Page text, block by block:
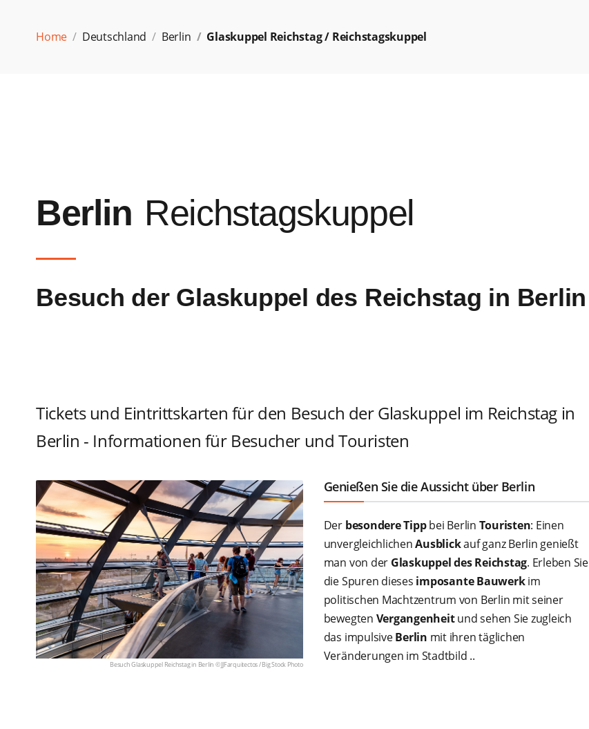
Home Deutschland Berlin Glaskuppel Reichstag / Reichstagskuppel
Berlin Reichstagskuppel
Besuch der Glaskuppel des Reichstag in Berlin
Tickets und Eintrittskarten für den Besuch der Glaskuppel im Reichstag in
Berlin - Informationen für Besucher und Touristen
Besuch Glaskuppel Reichstag in Berlin © JJFarquitectos /Big Stock Photo
Genießen Sie die Aussicht über Berlin
Der besondere Tippbei Berlin Touristen: Einen
unvergleichlichenAusblickauf ganz Berlin genießt
man von der Glaskuppel des Reichstag. Erleben Sie
die Spuren dieses imposante Bauwerkim
politischen Machtzentrum von Berlin mit seiner
bewegten Vergangenheitund sehen Sie zugleich
das impulsiveBerlin mit ihren täglichen
Veränderungen im Stadtbild ..